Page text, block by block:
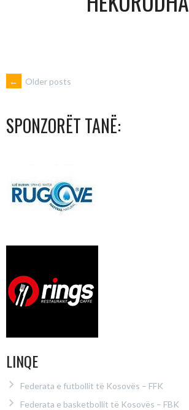
POSTS
NAVIGATION
← Older posts
SPONZORËT TANË:
LINQE
Federata e futbollit të Kosovës – FFK
Federata e basketbollit të Kosovës – FBK